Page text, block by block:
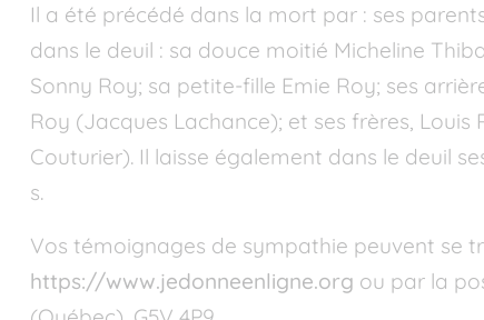
Il a été précédé dans la mort par : ses
dans le deuil : sa douce moitié Micheline
Sonny Roy; sa petite-fille Emie Roy; ses
Roy (Jacques Lachance); et ses frères,
Couturier). Il laisse également dans le deuil
s.
Vos témoignages de sympathie peuvent se
https://www.jedonneenligne.org ou par la